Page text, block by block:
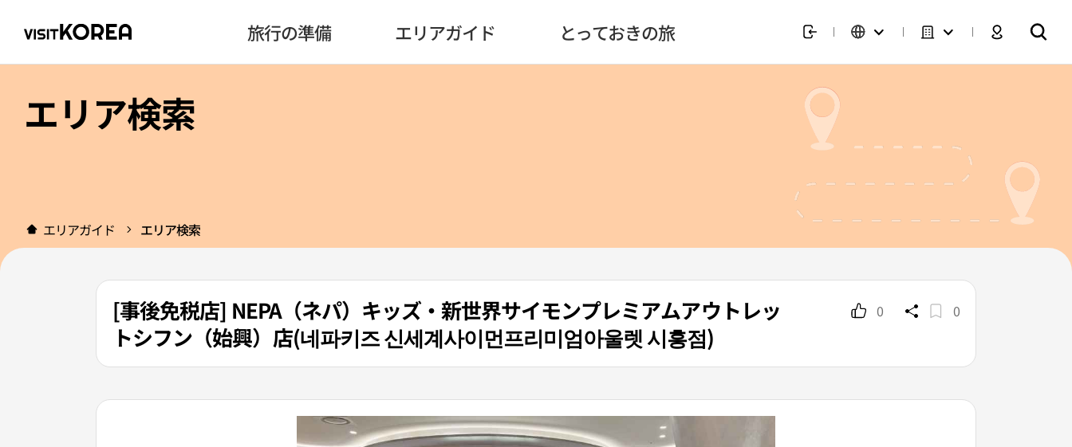
旅行の準備 エリアガイド とっておきの旅
エリア検索
エリアガイド エリア検索
[事後免税店] NEPA（ネパ）キッズ・新世界サイモンプレミアムアウトレッ
トシフン（始興）店(네파키즈 신세계사이먼프리미엄아울렛 시흥점)
0 0